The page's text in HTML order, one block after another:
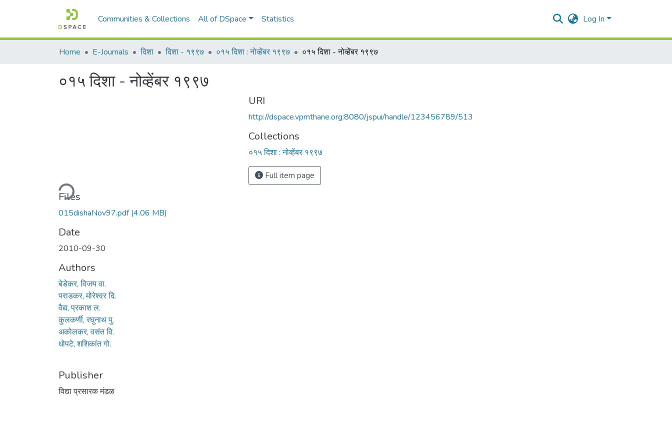
Communities & Collections All of DSpace Statistics Log In
Home E-Journals दिशा दिशा - १९९७ ०१५ दिशा : नोव्हेंबर १९९७ ०१५ दिशा - नोव्हेंबर १९९७
०१५ दिशा - नोव्हेंबर १९९७
Loading...
Files
015dishaNov97.pdf(4.06 MB)
Date
2010-09-30
Authors
बेडेकर, विजय वा.
पराडकर, मोरेश्वर दि.
वैद्य, प्रकाश ल.
कु्लकर्णी, रघुनाथ पु.
अकोलकर, वसंत वि.
धोपटे, शशिकांत गो.
Publisher
विद्या प्रसारक मंडळ
URI
http://dspace.vpmthane.org:8080/jspui/handle/123456789/513
Collections
०१५ दिशा : नोव्हेंबर १९९७
Full item page